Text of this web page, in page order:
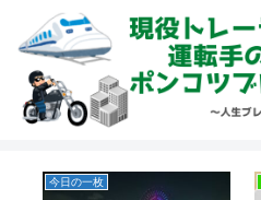
今日の一枚